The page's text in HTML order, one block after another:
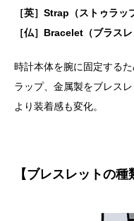
［英］Strap（ストゥラッ
［仏］Bracelet（ブラスレ
時計本体を腕に固定する
ラップ、金属製をブレス
より装着感も変化。
【ブレスレットの種